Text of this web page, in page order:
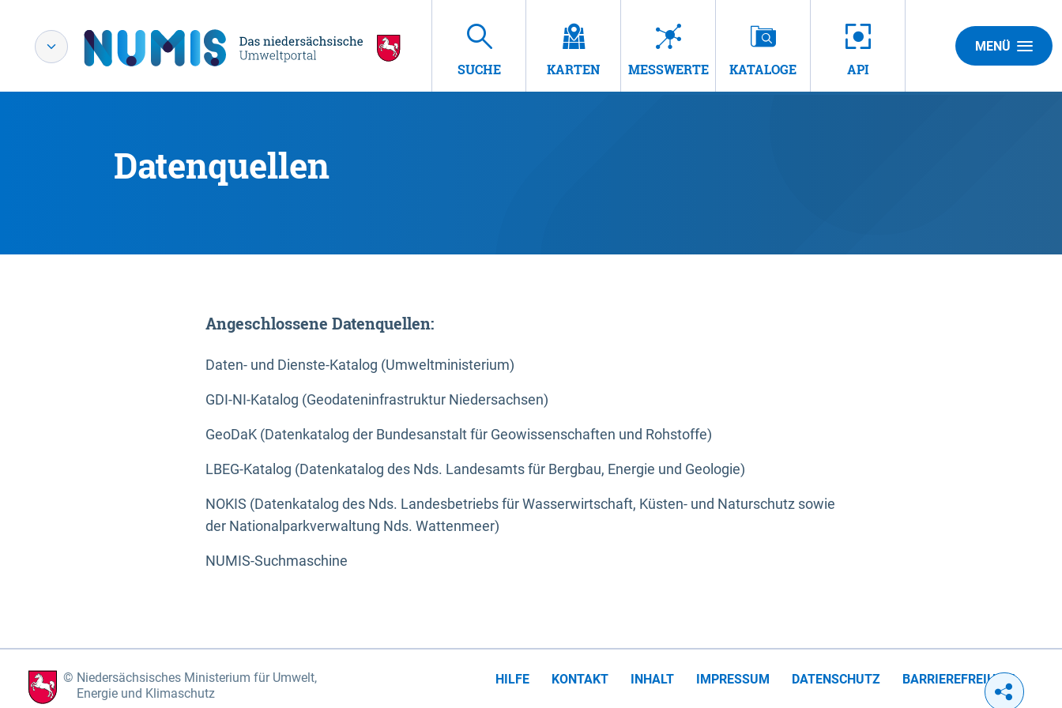
SUCHE KARTEN MESSWERTE KATALOGE API
MENÜ
Datenquellen
Angeschlossene Datenquellen:
Daten- und Dienste-Katalog (Umweltministerium)
GDI-NI-Katalog (Geodateninfrastruktur Niedersachsen)
GeoDaK (Datenkatalog der Bundesanstalt für Geowissenschaften und Rohstoffe)
LBEG-Katalog (Datenkatalog des Nds. Landesamts für Bergbau, Energie und Geologie)
NOKIS (Datenkatalog des Nds. Landesbetriebs für Wasserwirtschaft, Küsten- und Naturschutz sowie
der Nationalparkverwaltung Nds. Wattenmeer)
NUMIS-Suchmaschine
Niedersächsisches Ministerium für Umwelt,
Energie und Klimaschutz
HILFE KONTAKT INHALT IMPRESSUM DATENSCHUTZ BARRIEREFREIHEIT